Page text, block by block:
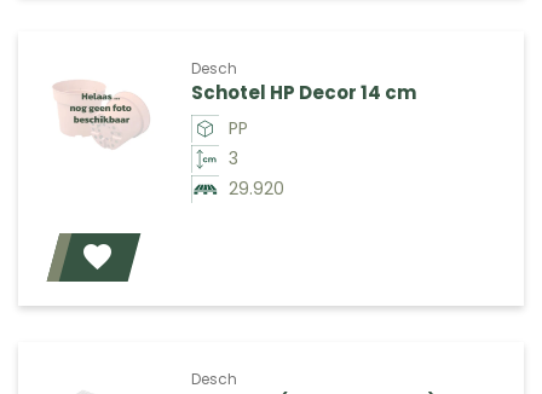
Desch
Schotel HP Decor 14 cm
PP
3
29.920
Desch